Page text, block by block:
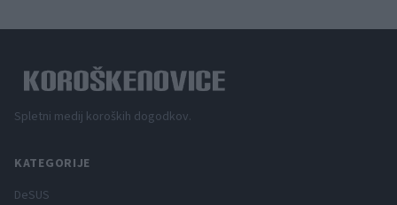
Spletni medij koroških dogodkov.
KATEGORIJE
DeSUS